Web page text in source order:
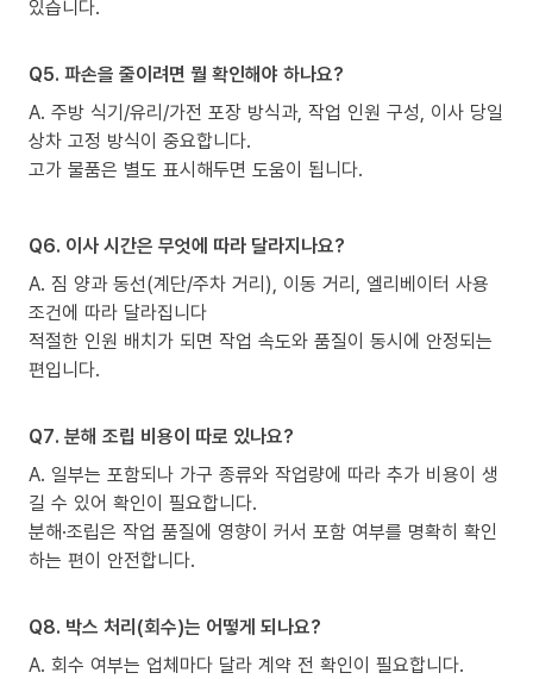
있습니다.
Q5. 파손을 줄이려면 뭘 확인해야 하나요?
A. 주방 식기/유리/가전 포장 방식과, 작업 인원 구성, 이사 당일
상차 고정 방식이 중요합니다.
고가 물품은 별도 표시해두면 도움이 됩니다.
Q6. 이사 시간은 무엇에 따라 달라지나요?
A. 짐 양과 동선(계단/주차 거리), 이동 거리, 엘리베이터 사용
조건에 따라 달라집니다
적절한 인원 배치가 되면 작업 속도와 품질이 동시에 안정되는
편입니다.
Q7. 분해 조립 비용이 따로 있나요?
A. 일부는 포함되나 가구 종류와 작업량에 따라 추가 비용이 생
길 수 있어 확인이 필요합니다.
분해·조립은 작업 품질에 영향이 커서 포함 여부를 명확히 확인
하는 편이 안전합니다.
Q8. 박스 처리(회수)는 어떻게 되나요?
A. 회수 여부는 업체마다 달라 계약 전 확인이 필요합니다.